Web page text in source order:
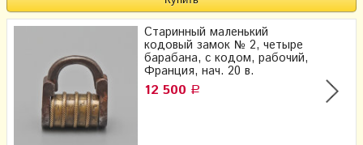
Старинный маленький
кодовый замок № 2, четыре
барабана, с кодом, рабочий,
Франция, нач. 20 в.
12 500 Р